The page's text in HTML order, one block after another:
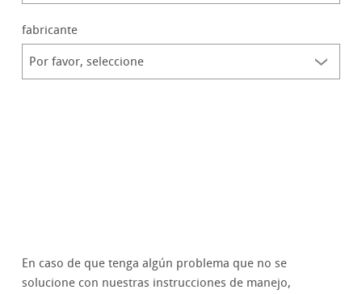
fabricante
En caso de que tenga algún problema que no se
solucione con nuestras instrucciones de manejo,